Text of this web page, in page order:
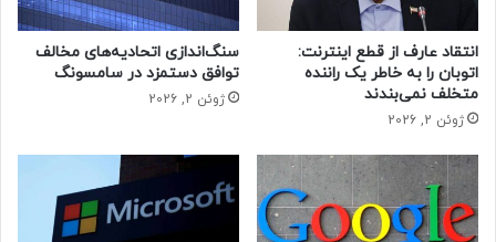
از بین برده است. این بدین معنا است که مصرف کنندگان
محصولات اپل در اکثر مواقع مجبور هستند برای تعویض یا تعمیر
محصول معیوب خود، فقط به نمایندگی‌ها و فروشگاه‌های
اختصاصی این شرکت، مراجعه کنند. به عقیده بسیاری از
محصولات شرکت اپل، یکی از غیرقابل تعمیرترین انواع تجهیزات
دیجیتال موجود در بازار هستند.
این قبیل اقدامات انحصارگرانه در سایر خدمات اپل مانند سرویس
انتقاد عارف از قطع اینترنت:
اتوبان را به خاطر یک راننده
متخلف نمی‌بندند
ژوئن 2, 2026
سنگ‌اندازی اتحادیه‌های مخالف
توافق دستمزد در سامسونگ
ژوئن 2, 2026